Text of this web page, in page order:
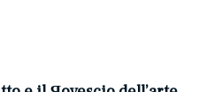
e il Яovescio dell’arte.